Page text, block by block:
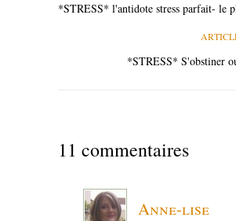
*STRESS* l'antidote stress parfait- le
*STRESS* S'obstiner
11 commentaires
Anne-lise